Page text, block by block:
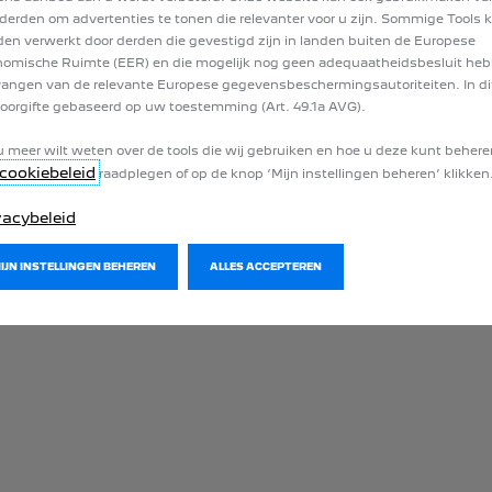
StretchFin Plus voor een 2008 Style 1.2 Turbo 100pk
Hybrid 110 e-DCS6
maand
Illustratief voorbeeld van het product StretchFin
afbetaling
ONZE AANBIEDINGEN
E-2008 STYLE Elektrische motor
Auto
Vanaf€ 249/ maand
van€ 11 116,00 incl. BTW
ONTDEK ONZE AANBIEDINGEN
om advertenties te tonen die relevanter voor u zijn. Sommige Tools
verwerkt door derden die gevestigd zijn in landen buiten de Europese
Ruimte (EER) en die mogelijk nog geen adequaatheidsbesluit
van de relevante Europese gegevensbeschermingsautoriteiten. In
gebaseerd op uw toestemming (Art. 49.1a AVG).
meer wilt weten over de tools die wij gebruiken en hoe u deze kunt
cookiebeleid raadplegen of op de knop ‘Mijn instellingen beheren’ klikken.
MIJN INSTELLINGEN BEHEREN ALLES ACCEPTEREN